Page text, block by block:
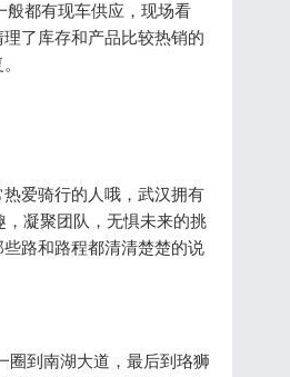
般都有现车供应，现场看
了库存和产品比较热销的
爱骑行的人哦，武汉拥有
凝聚团队，无惧未来的挑
路和路程都清清楚楚的说
圈到南湖大道，最后到珞狮